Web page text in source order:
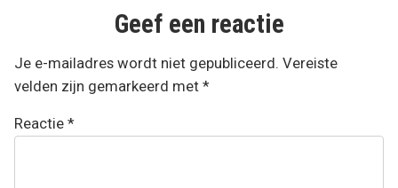
Geef een reactie
Je e-mailadres wordt niet gepubliceerd. Vereiste
velden zijn gemarkeerd met *
Reactie *